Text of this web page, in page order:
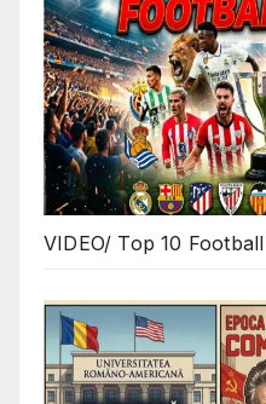
VIDEO/ Top 10